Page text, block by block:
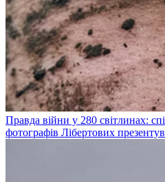
Правда війни у 280 світлинах:
фотографів Лібертових